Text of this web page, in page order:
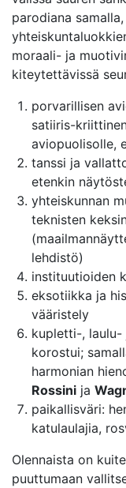
parodiana
moraali- ja
kiteytettävissä
porvarillisen
satiiris-
aviopuolisolle,
tanssi ja
etenkin
yhteiskunnan
teknisten
lehdistö)
instituutioiden
eksotiikka ja
vääristely
kupletti-, laulu-
korostui;
harmonian
Rossini ja
paikallisväri:
katulaulajia,
Olennaista on
puuttumaan